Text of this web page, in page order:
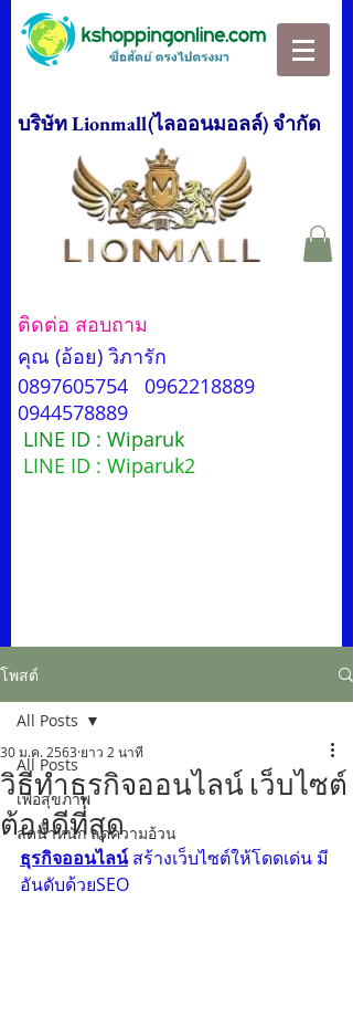
บริษัท Lionmall(ไลออนมอลล์) จำกัด
ติดต่อ สอบถาม
คุณ (อ้อย) วิภารัก
0897605754
0962218889
0944578889
LINE ID : Wiparuk
LINE ID : Wiparuk2
โพสต์
All Posts
เพื่อสุขภาพ
ลดน้ำหนัก ลดความอ้วน
All Posts
วิธีทำธุรกิจออนไลน์ เว็บไซต์
ต้องดีที่สุด
30 ม.ค. 2563 ยาว 2 นาที
ธุรกิจออนไลน์ สร้างเว็บไซต์ให้โดดเด่น มี
อันดับด้วยSEO